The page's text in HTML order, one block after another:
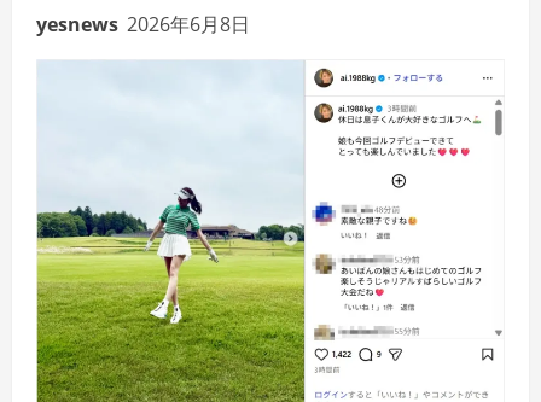
yesnews 2026年6月8日